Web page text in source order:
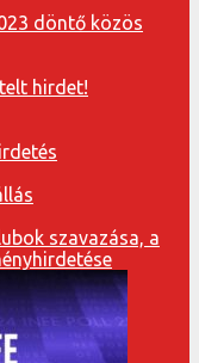
döntő közös
hirdet!
szavazása, a